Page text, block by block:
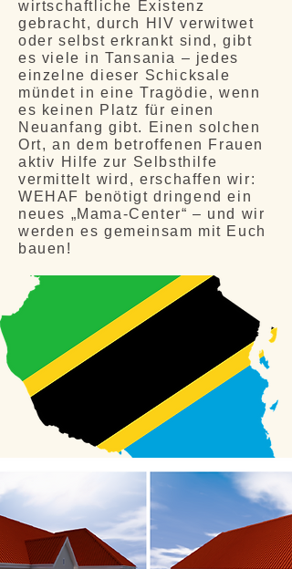
wirtschaftliche Existenz
gebracht, durch HIV verwitwet
oder selbst erkrankt sind, gibt
es viele in Tansania – jedes
einzelne dieser Schicksale
mündet in eine Tragödie, wenn
es keinen Platz für einen
Neuanfang gibt. Einen solchen
Ort, an dem betroffenen Frauen
aktiv Hilfe zur Selbsthilfe
vermittelt wird, erschaffen wir:
WEHAF benötigt dringend ein
neues „Mama-Center“ – und wir
werden es gemeinsam mit Euch
bauen!